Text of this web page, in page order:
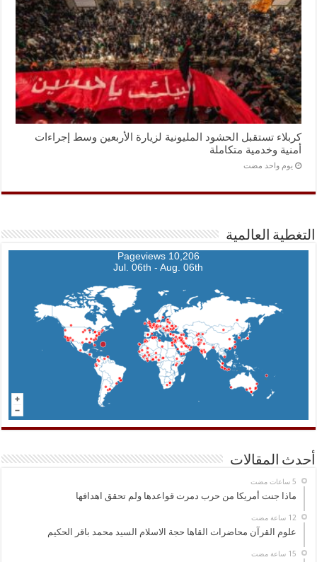
كربلاء تستقبل الحشود المليونية لزيارة الأربعين وسط إجراءات
أمنية وخدمية متكاملة
‏يوم واحد مضت
التغطية العالمية
10,206 Pageviews
Jul. 06th - Aug. 06th
أحدث المقالات
ماذا جنت أمريكا من حرب دمرت قواعدها ولم تحقق اهدافها
علوم القرآن محاضرات القاها حجة الاسلام السيد محمد باقر الحكيم